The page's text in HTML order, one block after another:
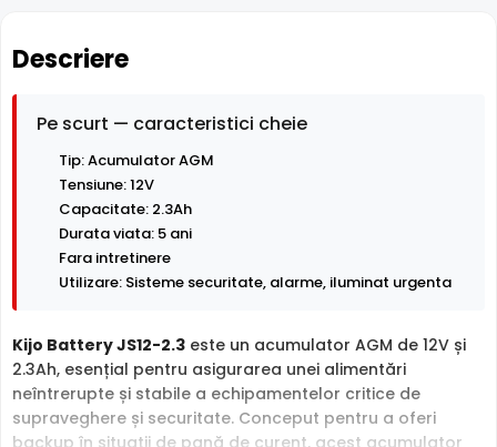
Descriere
Pe scurt — caracteristici cheie
Tip: Acumulator AGM
Tensiune: 12V
Capacitate: 2.3Ah
Durata viata: 5 ani
Fara intretinere
Utilizare: Sisteme securitate, alarme, iluminat urgenta
Kijo Battery JS12-2.3 este un acumulator AGM de 12V și
2.3Ah, esențial pentru asigurarea unei alimentări
neîntrerupte și stabile a echipamentelor critice de
supraveghere și securitate. Conceput pentru a oferi
backup în situații de pană de curent, acest acumulator